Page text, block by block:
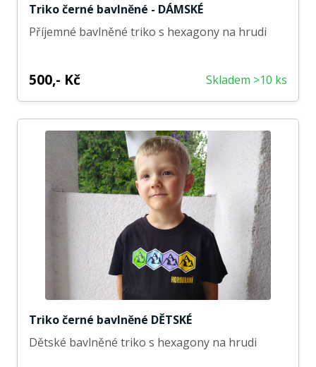
Triko černé bavlněné - DÁMSKÉ
Příjemné bavlněné triko s hexagony na hrudi
500,- Kč Skladem >10 ks
Triko černé bavlněné DĚTSKÉ
Dětské bavlněné triko s hexagony na hrudi